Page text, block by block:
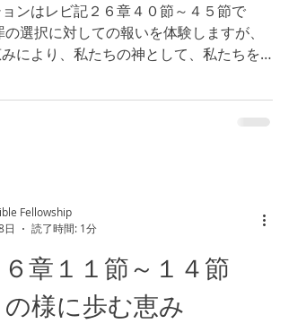
ンはレビ記２６章４０節～４５節で
選択に対しての報いを体験しますが、
により、私たちの神として、私たちを
璧に物事の選択ができなくても、私た
であり、...
章１１節～１４節
様に歩む恵み
Fellowship
日
読了時間: 1分